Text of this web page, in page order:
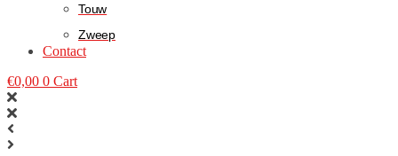
Touw
Zweep
Contact
€0,00 0 Cart